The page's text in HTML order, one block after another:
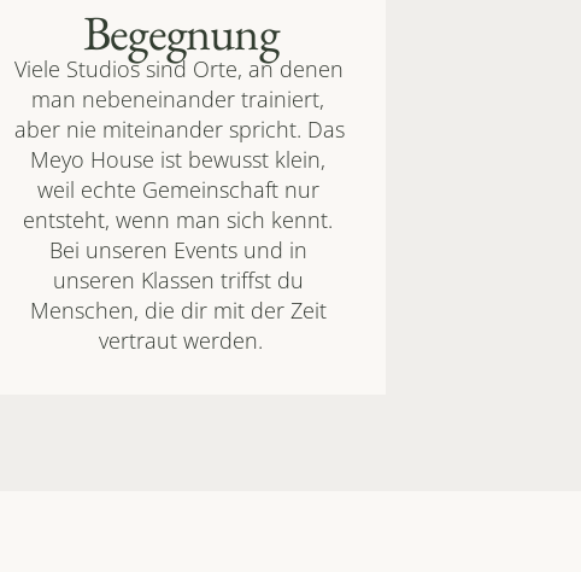
Begegnung
Viele Studios sind Orte, an denen
man nebeneinander trainiert,
aber nie miteinander spricht. Das
Meyo House ist bewusst klein,
weil echte Gemeinschaft nur
entsteht, wenn man sich kennt.
Bei unseren Events und in
unseren Klassen triffst du
Menschen, die dir mit der Zeit
vertraut werden.